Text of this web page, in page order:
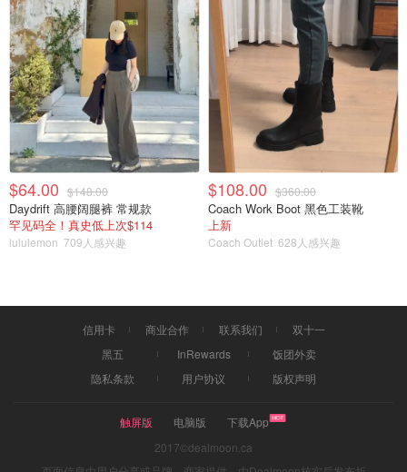
$64.00 $148.00
Daydrift 高腰阔腿裤 常规款
罕见码全！真史低上次$114
lululemon 709人感兴趣
$108.00 $360.00
Coach Work Boot 黑色工装靴
上新
Coach Outlet 628人感兴趣
信用卡 商业合作 联系我们
双十一
黑五
InRewards
饭团外卖
隐私条款
用户协议 版权声明
触屏版 电脑版
下载App
2017©dealmoon.ca